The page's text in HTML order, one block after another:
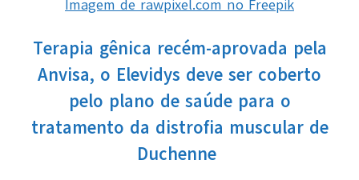
Imagem de rawpixel.com no Freepik
Terapia gênica recém-aprovada pela
Anvisa, o Elevidys deve ser coberto
pelo plano de saúde para o
tratamento da distrofia muscular de
Duchenne